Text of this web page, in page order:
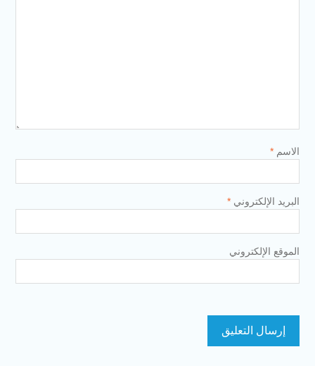
الاسم *
البريد الإلكتروني *
الموقع الإلكتروني